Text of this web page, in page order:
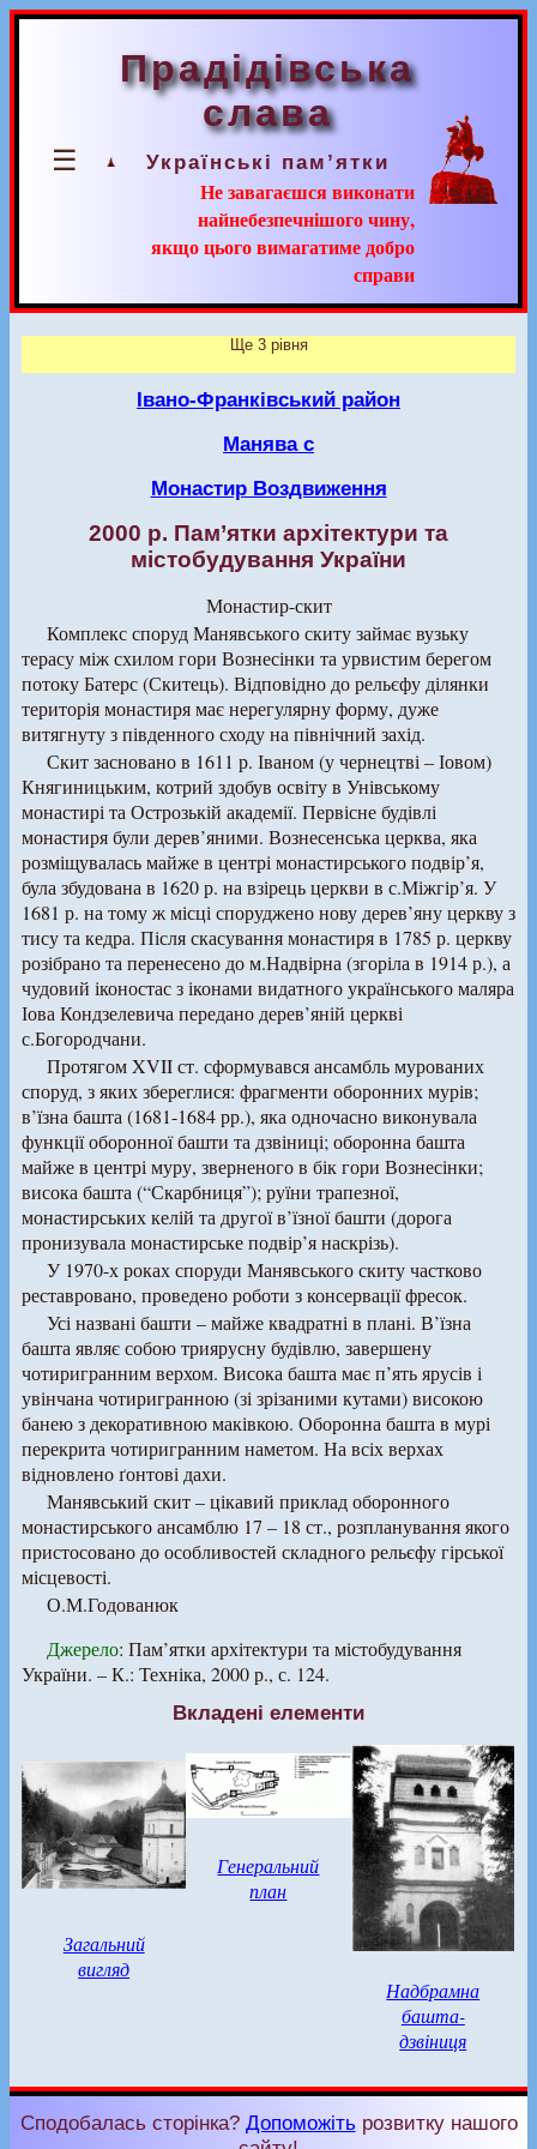
☰
Прадідівська
слава
Українські пам’ятки
Не завагаєшся виконати
найнебезпечнішого чину,
якщо цього вимагатиме добро
справи
Ще 3 рівня
Івано-Франківський район
Манява с
Монастир Воздвиження
2000 р. Пам’ятки архітектури та
містобудування України
Монастир-скит
Комплекс споруд Манявського скиту займає вузьку
терасу між схилом гори Вознесінки та урвистим берегом
потоку Батерс (Скитець). Відповідно до рельєфу ділянки
територія монастиря має нерегулярну форму, дуже
витягнуту з південного сходу на північний захід.
Скит засновано в 1611 р. Іваном (у чернецтві – Іовом)
Княгиницьким, котрий здобув освіту в Унівському
монастирі та Острозькій академії. Первісне будівлі
монастиря були дерев’яними. Вознесенська церква, яка
розміщувалась майже в центрі монастирського подвір’я,
була збудована в 1620 р. на взірець церкви в с.Міжгір’я. У
1681 р. на тому ж місці споруджено нову дерев’яну церкву з
тису та кедра. Після скасування монастиря в 1785 р. церкву
розібрано та перенесено до м.Надвірна (згоріла в 1914 р.), а
чудовий іконостас з іконами видатного українського маляра
Іова Кондзелевича передано дерев’яній церкві
с.Богородчани.
Протягом XVII ст. сформувався ансамбль мурованих
споруд, з яких збереглися: фрагменти оборонних мурів;
в’їзна башта (1681-1684 рр.), яка одночасно виконувала
функції оборонної башти та дзвіниці; оборонна башта
майже в центрі муру, зверненого в бік гори Вознесінки;
висока башта (“Скарбниця”); руїни трапезної,
монастирських келій та другої в’їзної башти (дорога
пронизувала монастирське подвір’я наскрізь).
У 1970-х роках споруди Манявського скиту частково
реставровано, проведено роботи з консервації фресок.
Усі названі башти – майже квадратні в плані. В’їзна
башта являє собою триярусну будівлю, завершену
чотиригранним верхом. Висока башта має п’ять ярусів і
увінчана чотиригранною (зі зрізаними кутами) високою
банею з декоративною маківкою. Оборонна башта в мурі
перекрита чотиригранним наметом. На всіх верхах
відновлено ґонтові дахи.
Манявський скит – цікавий приклад оборонного
монастирського ансамблю 17 – 18 ст., розпланування якого
пристосовано до особливостей складного рельєфу гірської
місцевості.
О.М.Годованюк
Джерело: Пам’ятки архітектури та містобудування
України. – К.: Техніка, 2000 р., с. 124.
Вкладені елементи
Загальний
вигляд
Генеральний
план
Надбрамна
башта-
дзвіниця
Сподобалась сторінка? Допоможіть розвитку нашого